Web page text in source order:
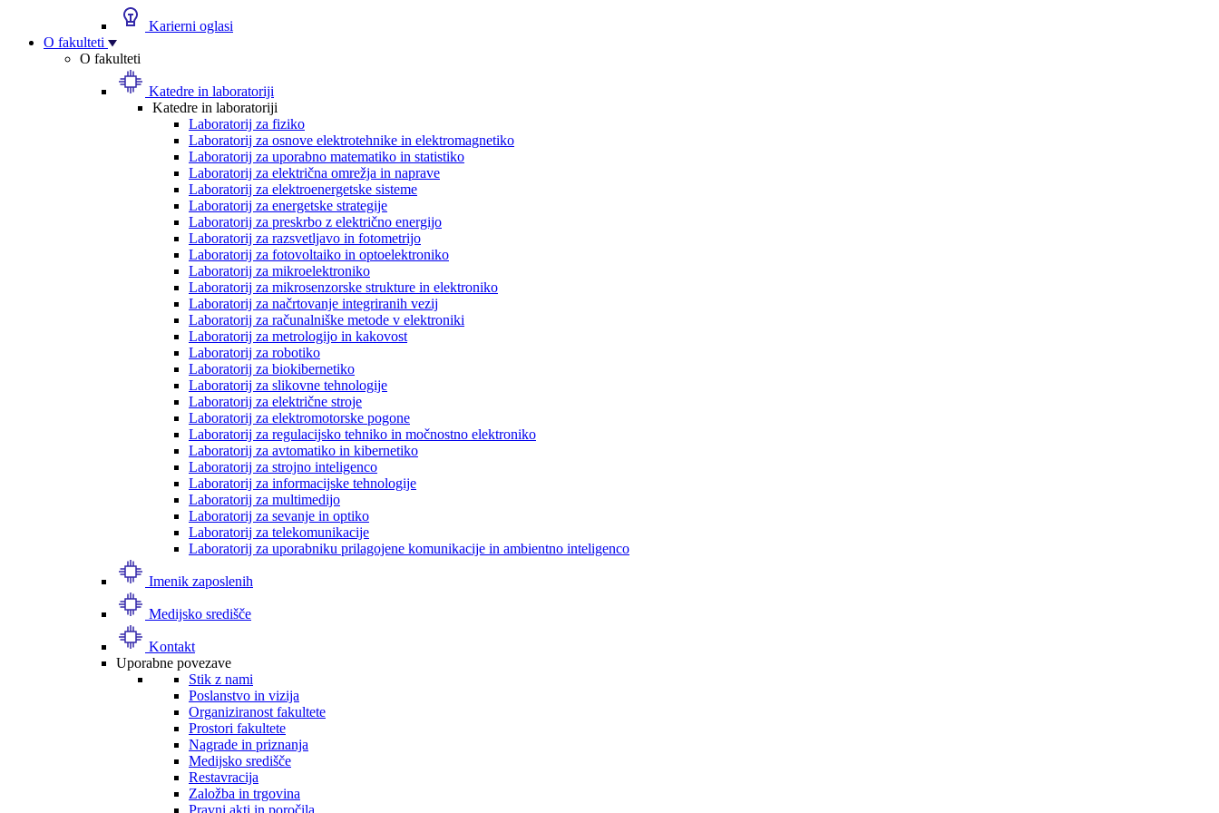
Karierni oglasi
O fakulteti
O fakulteti
Katedre in laboratoriji
Katedre in laboratoriji
Laboratorij za fiziko
Laboratorij za osnove elektrotehnike in elektromagnetiko
Laboratorij za uporabno matematiko in statistiko
Laboratorij za električna omrežja in naprave
Laboratorij za elektroenergetske sisteme
Laboratorij za energetske strategije
Laboratorij za preskrbo z električno energijo
Laboratorij za razsvetljavo in fotometrijo
Laboratorij za fotovoltaiko in optoelektroniko
Laboratorij za mikroelektroniko
Laboratorij za mikrosenzorske strukture in elektroniko
Laboratorij za načrtovanje integriranih vezij
Laboratorij za računalniške metode v elektroniki
Laboratorij za metrologijo in kakovost
Laboratorij za robotiko
Laboratorij za biokibernetiko
Laboratorij za slikovne tehnologije
Laboratorij za električne stroje
Laboratorij za elektromotorske pogone
Laboratorij za regulacijsko tehniko in močnostno elektroniko
Laboratorij za avtomatiko in kibernetiko
Laboratorij za strojno inteligenco
Laboratorij za informacijske tehnologije
Laboratorij za multimedijo
Laboratorij za sevanje in optiko
Laboratorij za telekomunikacije
Laboratorij za uporabniku prilagojene komunikacije in ambientno inteligenco
Imenik zaposlenih
Medijsko središče
Kontakt
Uporabne povezave
Stik z nami
Poslanstvo in vizija
Organiziranost fakultete
Prostori fakultete
Nagrade in priznanja
Medijsko središče
Restavracija
Založba in trgovina
Pravni akti in poročila